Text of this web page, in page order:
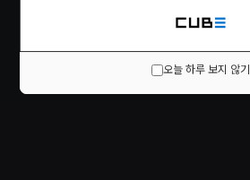
오늘 하루 보지 않기